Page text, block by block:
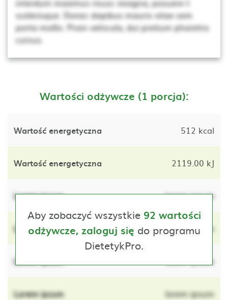
interdum maximus risusc vivagna, posuere t
scelerisque. Donec dapibus mauris vitae sem
porta mollis. Proin vehicula, dui pretium pharetra
cursus.
Wartości odżywcze (1 porcja):
Wartość energetyczna 512 kcal
Wartość energetyczna 2119.00 kJ
Lorem ipsum lorem ipsum
Lorem ipsum lorem ipsum
Lorem ipsum lorem ipsum
Lorem ipsum lorem ipsum
Aby zobaczyć wszystkie 92 wartości
odżywcze, zaloguj się do programu
DietetykPro.